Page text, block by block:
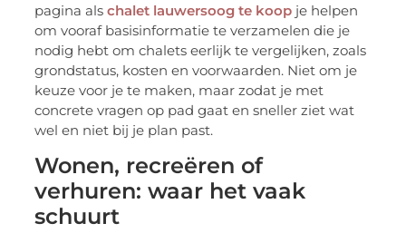
pagina alschalet lauwersoog te koop je helpen
om vooraf basisinformatie te verzamelen die je
nodig hebt om chalets eerlijk te vergelijken, zoals
grondstatus, kosten en voorwaarden. Niet om je
keuze voor je te maken, maar zodat je met
concrete vragen op pad gaat en sneller ziet wat
wel en niet bij je plan past.
Wonen, recreëren of
verhuren: waar het vaak
schuurt